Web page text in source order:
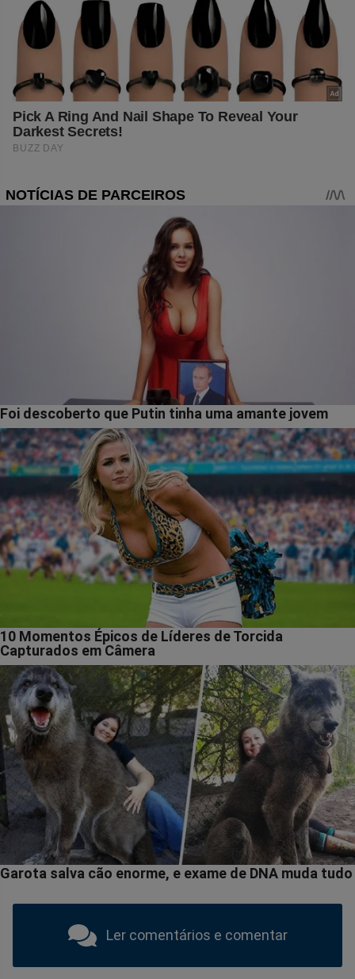
Ler comentários e comentar